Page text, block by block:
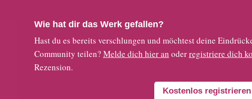
Wie hat dir das Werk gefallen?
Hast du es bereits verschlungen und möchtest deine
Community teilen? Melde dich hier an oderregistriere dich
Rezension.
Kostenlos registrieren